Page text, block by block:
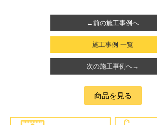
←前の施工事例へ
施工事例 一覧
次の施工事例へ→
商品を見る